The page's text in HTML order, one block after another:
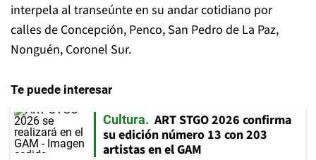
interpela al transeúnte en su andar cotidiano por
calles de Concepción, Penco, San Pedro de La Paz,
Nonguén, Coronel Sur.
Te puede interesar
Cultura
ART STGO 2026 confirma
su edición número 13 con 203
artistas en el GAM